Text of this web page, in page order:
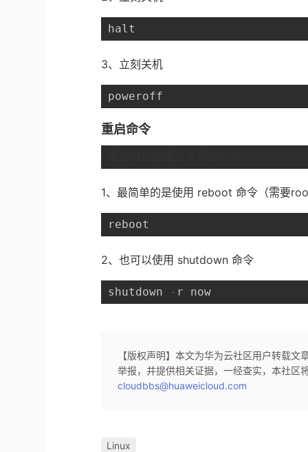
halt
3、立刻关机
poweroff
重启命令
1、最简单的是使用 reboot 命令（需要
reboot
2、也可以使用 shutdown 命令
shutdown - r now
【版权声明】本文为华为云社区用户转载
举报，并提供相关证据，一经查实，本社区
cloudbbs@huaweicloud.com
Linux